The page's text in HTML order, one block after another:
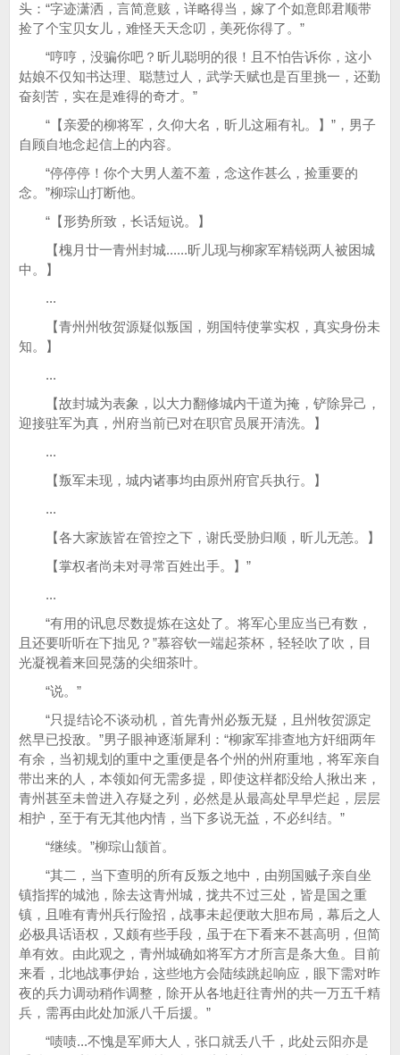
头：“字迹潇洒，言简意赅，详略得当，嫁了个如意郎君顺带
捡了个宝贝女儿，难怪天天念叨，美死你得了。”
“哼哼，没骗你吧？昕儿聪明的很！且不怕告诉你，这小
姑娘不仅知书达理、聪慧过人，武学天赋也是百里挑一，还勤
奋刻苦，实在是难得的奇才。”
“【亲爱的柳将军，久仰大名，昕儿这厢有礼。】”，男子
自顾自地念起信上的内容。
“停停停！你个大男人羞不羞，念这作甚么，捡重要的
念。”柳琮山打断他。
“【形势所致，长话短说。】
【槐月廿一青州封城......昕儿现与柳家军精锐两人被困城
中。】
...
【青州州牧贺源疑似叛国，朔国特使掌实权，真实身份未
知。】
...
【故封城为表象，以大力翻修城内干道为掩，铲除异己，
迎接驻军为真，州府当前已对在职官员展开清洗。】
...
【叛军未现，城内诸事均由原州府官兵执行。】
...
【各大家族皆在管控之下，谢氏受胁归顺，昕儿无恙。】
【掌权者尚未对寻常百姓出手。】”
...
“有用的讯息尽数提炼在这处了。将军心里应当已有数，
且还要听听在下拙见？”慕容钦一端起茶杯，轻轻吹了吹，目
光凝视着来回晃荡的尖细茶叶。
“说。”
“只提结论不谈动机，首先青州必叛无疑，且州牧贺源定
然早已投敌。”男子眼神逐渐犀利：“柳家军排查地方奸细两年
有余，当初规划的重中之重便是各个州的州府重地，将军亲自
带出来的人，本领如何无需多提，即使这样都没给人揪出来，
青州甚至未曾进入存疑之列，必然是从最高处早早烂起，层层
相护，至于有无其他内情，当下多说无益，不必纠结。”
“继续。”柳琮山颔首。
“其二，当下查明的所有反叛之地中，由朔国贼子亲自坐
镇指挥的城池，除去这青州城，拢共不过三处，皆是国之重
镇，且唯有青州兵行险招，战事未起便敢大胆布局，幕后之人
必极具话语权，又颇有些手段，虽于在下看来不甚高明，但简
单有效。由此观之，青州城确如将军方才所言是条大鱼。目前
来看，北地战事伊始，这些地方会陆续跳起响应，眼下需对昨
夜的兵力调动稍作调整，除开从各地赶往青州的共一万五千精
兵，需再由此处加派八千后援。”
“啧啧...不愧是军师大人，张口就丢八千，此处云阳亦是